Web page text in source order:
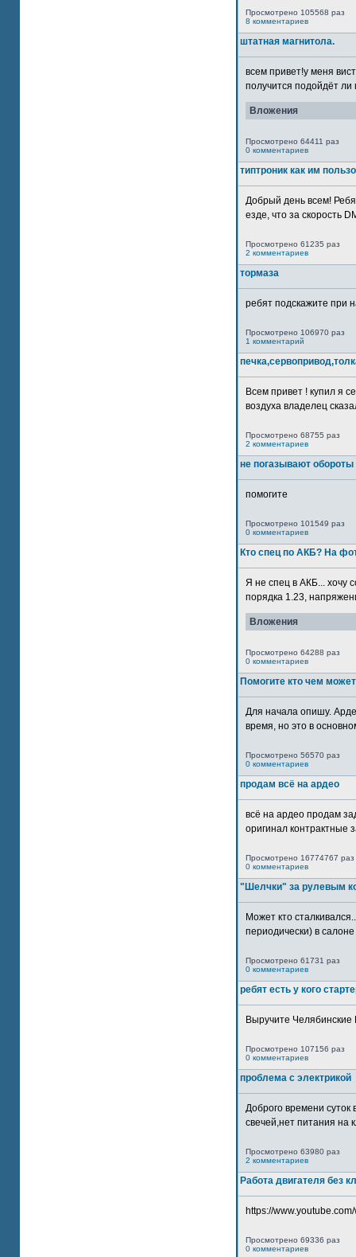
Просмотрено 105568 раз
8 комментариев
штатная магнитола.
всем привет!у меня
получится подойдёт ли
Вложения
Просмотрено 64411 раз
0 комментариев
типтроник как им
Добрый день всем!
езде, что за скорость
Просмотрено 61235 раз
2 комментариев
тормаза
ребят подскажите при
Просмотрено 106970 раз
1 комментарий
Всем привет ! купил я
воздуха владелец
Просмотрено 68755 раз
2 комментариев
не погазывают обороты
помогите
Просмотрено 101549 раз
0 комментариев
Кто спец по АКБ? На
Я не спец в АКБ... хочу
порядка 1.23,
Вложения
Просмотрено 64288 раз
0 комментариев
Помогите кто чем может
Для начала опишу.
время, но это в
Просмотрено 56570 раз
0 комментариев
продам всё на ардео
всё на ардео продам
оригинал контрактные
Просмотрено 16774767 раз
0 комментариев
"Шелчки" за рулевым
Может кто
периодически) в
Просмотрено 61731 раз
0 комментариев
ребят есть у кого
Выручите
Просмотрено 107156 раз
0 комментариев
проблема с электрикой
Доброго времени суток
свечей,нет питания на
Просмотрено 63980 раз
2 комментариев
Работа двигателя без
https://
Просмотрено 69336 раз
0 комментариев